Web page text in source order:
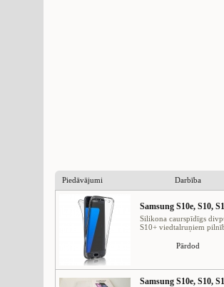
Piedāvājumi Darbība
Samsung S10e, S10,
Silikona caurspīdīgs
S10+ viedtalruņiem
Pārdod
Samsung S10e, S10,